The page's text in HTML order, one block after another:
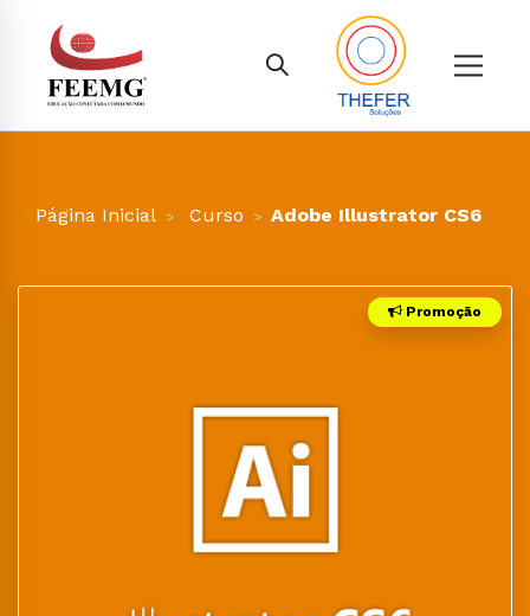
Página Inicial Curso Adobe Illustrator CS6
Promoção